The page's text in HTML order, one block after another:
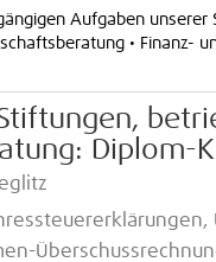
Aufgaben unserer
• Finanz-
Diplom-